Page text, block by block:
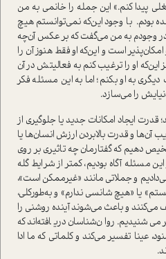
پیدا کنم.» این جمله را خانمی به من
بودم. با وجود این‌که نمی‌توانستم هیچ
در وجودم به من می‌گفت که بر عکس آن‌چه
ا‌ست و این‌که او فقط هنوز آن را
او را ترغیب کنم به فعالیتش در آن
به او بکنم؛ اما به این مسئله فکر
را می‌سازد.
قدرت ایجاد امکانات جدید یا جلوگیری از
آن‌ها و قدرت بالا‌بردن ارزش انسان‌ها یا
دهیم که گفتارمان چه تاثیری بر روی
مسئله آگاه بودیم، کمتر از شرایط گله
و جملاتی مانند «غیر‌ممکن ا‌ست»،
یا «هیچ شانسی ندارم» و به‌طور‌کلی،
می‌کنند و باعث می‌شوند آینده روشنی را
روان‌شناسان دریافته‌اند که
عینا تفسیر می‌کند و کلماتی که ما ادا